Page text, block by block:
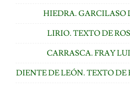
HIEDRA. GARCILASO
LIRIO. TEXTO DE
CARRASCA. FRAY
DIENTE DE LEÓN. TEXTO